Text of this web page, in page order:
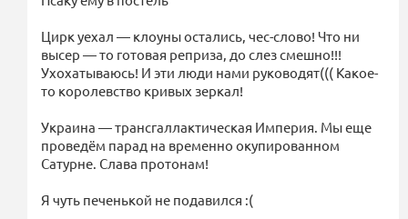
Цирк уехал — клоуны остались, чес-слово! Что ни
высер — то готовая реприза, до слез смешно!!!
Ухохатываюсь! И эти люди нами руководят((( Какое-
то королевство кривых зеркал!
Украина — трансгаллактическая Империя. Мы еще
проведём парад на временно окупированном
Сатурне. Слава протонам!
Я чуть печенькой не подавился :(